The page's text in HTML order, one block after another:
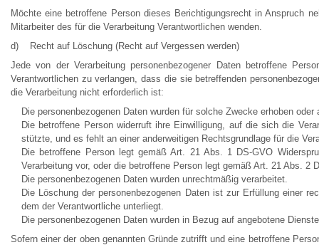
Möchte eine betroffene Person dieses Berichtigungsrecht in Anspruch
Mitarbeiter des für die Verarbeitung Verantwortlichen wenden.
d) Recht auf Löschung (Recht auf Vergessen werden)
Jede von der Verarbeitung personenbezogener Daten betroffene
Verantwortlichen zu verlangen, dass die sie betreffenden
die Verarbeitung nicht erforderlich ist:
Die personenbezogenen Daten wurden für solche Zwecke erhoben
Die betroffene Person widerruft ihre Einwilligung, auf die sich die
stützte, und es fehlt an einer anderweitigen Rechtsgrundlage für die
Die betroffene Person legt gemäß Art. 21 Abs. 1 DS-GVO
Verarbeitung vor, oder die betroffene Person legt gemäß Art. 21 Abs. 2
Die personenbezogenen Daten wurden unrechtmäßig verarbeitet.
Die Löschung der personenbezogenen Daten ist zur Erfüllung einer
dem der Verantwortliche unterliegt.
Die personenbezogenen Daten wurden in Bezug auf angebotene
Sofern einer der oben genannten Gründe zutrifft und eine betroffene